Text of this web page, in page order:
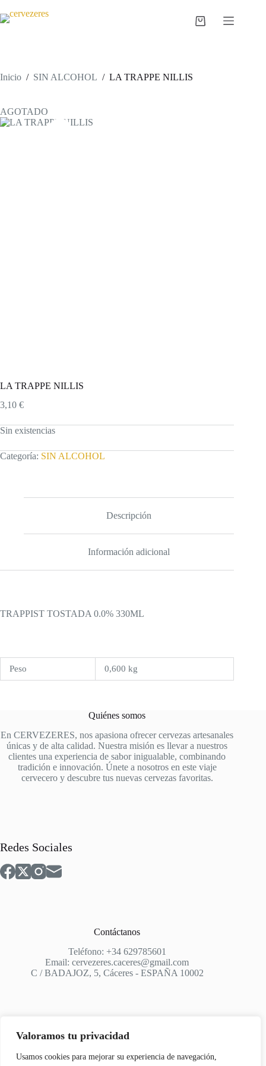
Valoramos tu privacidad
Usamos cookies para mejorar su experiencia de navegación,
al
contenido
Carro
Inicio / SIN ALCOHOL / LA TRAPPE NILLIS
AGOTADO
LA TRAPPE NILLIS
3,10 €
Sin existencias
Categoría: SIN ALCOHOL
Descripción
Información adicional
TRAPPIST TOSTADA 0.0% 330ML
Peso 0,600 kg
Quiénes somos
En CERVEZERES, nos apasiona ofrecer cervezas artesanales
únicas y de alta calidad. Nuestra misión es llevar a nuestros
clientes una experiencia de sabor inigualable, combinando
tradición e innovación. Únete a nosotros en este viaje
cervecero y descubre tus nuevas cervezas favoritas.
Redes Sociales
Contáctanos
Teléfono: +34 629785601
Email: cervezeres.caceres@gmail.com
C / BADAJOZ, 5, Cáceres - ESPAÑA 10002
Apoyo